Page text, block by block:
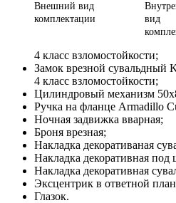
Внешний вид
комплектации
вид
4 класс взломостойкости;
Замок врезной сувальдный
4 класс взломостойкости;
Цилиндровый механизм
Ручка на фланце Armadillo
Ночная задвижка вварная;
Броня врезная;
Накладка декоративаная
Накладка декоративная под
Накладка декоративная
Эксцентрик в ответной
Глазок.